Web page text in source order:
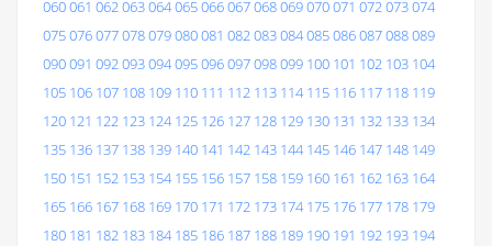
060061 062063064065066067068069070071 072073074
075076077078079080081 082083084085086087088089
090091 092093094095096097098099 100 101 102 103 104
105 106 107 108 109 110 111 112 113 114 115 116 117 118 119
120 121 122 123 124 125 126 127 128 129 130 131 132 133 134
135 136 137 138 139 140 141 142 143 144 145 146 147 148 149
150 151 152 153 154 155 156 157 158 159 160 161 162 163 164
165 166 167 168 169 170 171 172 173 174 175 176 177 178 179
180 181 182 183 184 185 186 187 188 189 190 191 192 193 194